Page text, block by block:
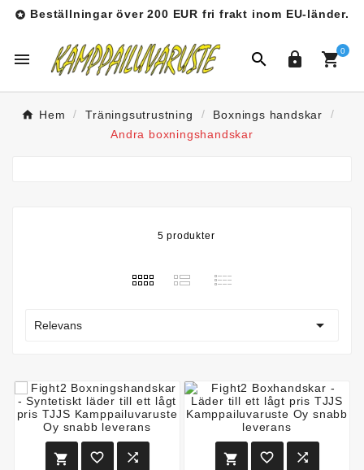
 Beställningar över 200 EUR fri frakt inom EU-länder.
   0
Hem Träningsutrustning
Boxnings handskar
Andra boxningshandskar
5 produkter
Relevans 
     